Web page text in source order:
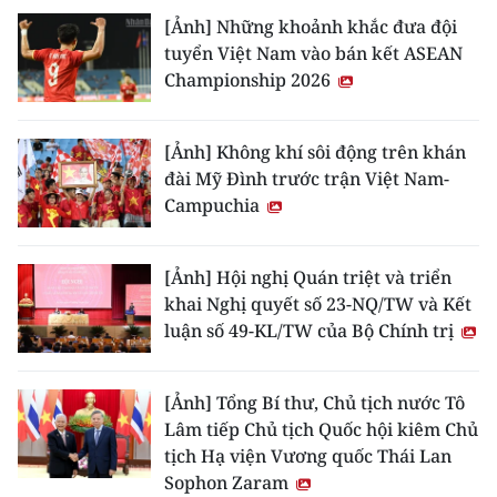
[Ảnh] Những khoảnh khắc đưa đội
tuyển Việt Nam vào bán kết ASEAN
Championship 2026
[Ảnh] Không khí sôi động trên khán
đài Mỹ Đình trước trận Việt Nam-
Campuchia
[Ảnh] Hội nghị Quán triệt và triển
khai Nghị quyết số 23-NQ/TW và Kết
luận số 49-KL/TW của Bộ Chính trị
[Ảnh] Tổng Bí thư, Chủ tịch nước Tô
Lâm tiếp Chủ tịch Quốc hội kiêm Chủ
tịch Hạ viện Vương quốc Thái Lan
Sophon Zaram